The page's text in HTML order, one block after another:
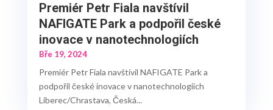
Premiér Petr Fiala navštívil
NAFIGATE Park a podpořil české
inovace v nanotechnologiích
Bře 19, 2024
Premiér Petr Fiala navštívil NAFIGATE Park a
podpořil české inovace v nanotechnologiích
Liberec/Chrastava, Česká...